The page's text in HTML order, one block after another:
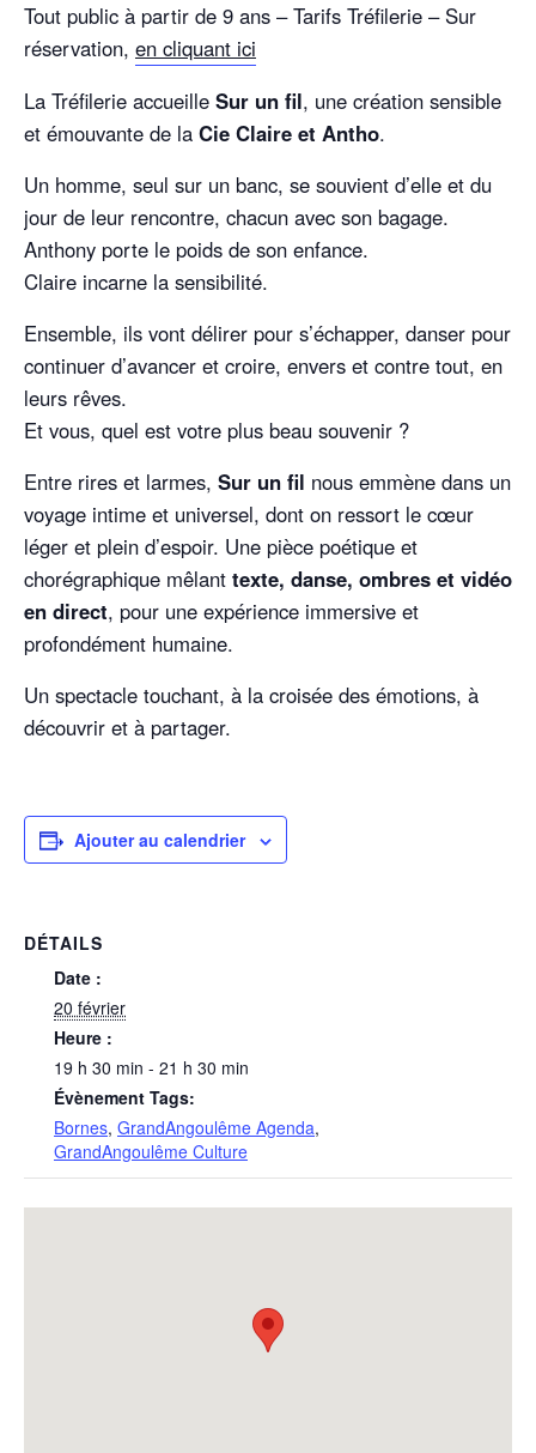
Tout public à partir de 9 ans – Tarifs Tréfilerie – Sur
réservation, en cliquant ici
La Tréfilerie accueille Sur un fil, une création sensible
et émouvante de la Cie Claire et Antho.
Un homme, seul sur un banc, se souvient d’elle et du
jour de leur rencontre, chacun avec son bagage.
Anthony porte le poids de son enfance.
Claire incarne la sensibilité.
Ensemble, ils vont délirer pour s’échapper, danser pour
continuer d’avancer et croire, envers et contre tout, en
leurs rêves.
Et vous, quel est votre plus beau souvenir ?
Entre rires et larmes, Sur un fil nous emmène dans un
voyage intime et universel, dont on ressort le cœur
léger et plein d’espoir. Une pièce poétique et
chorégraphique mêlant texte, danse, ombres et vidéo
en direct, pour une expérience immersive et
profondément humaine.
Un spectacle touchant, à la croisée des émotions, à
découvrir et à partager.
Ajouter au calendrier
DÉTAILS
Date :
20 février
Heure :
19 h 30 min - 21 h 30 min
Évènement Tags:
Bornes, GrandAngoulême Agenda,
GrandAngoulême Culture